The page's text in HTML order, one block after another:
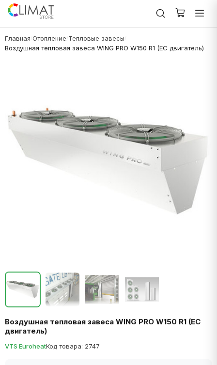
Главная Отопление Тепловые завесы
Воздушная тепловая завеса WING PRO W150 R1 (EC двигатель)
Воздушная тепловая завеса WING PRO W150 R1 (EC
двигатель)
VTS EuroheatКод товара: 2747